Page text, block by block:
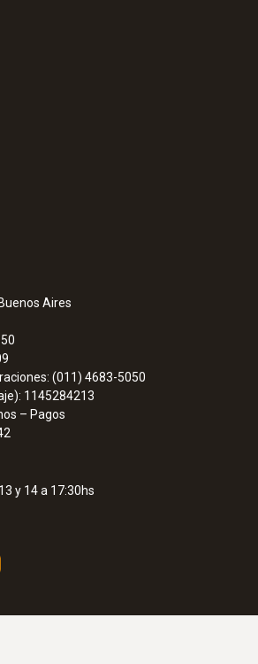
Aires
(011) 4683-5050
1145284213
– Pagos
y 14 a 17:30hs